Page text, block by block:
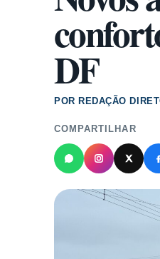
DF
POR REDAÇÃO
COMPARTILHAR